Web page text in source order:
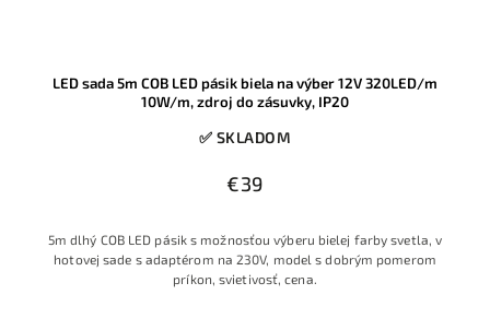
LED sada 5m COB LED pásik biela na výber 12V 320LED/m
10W/m, zdroj do zásuvky, IP20
✅ SKLADOM
€39
5m dlhý COB LED pásik s možnosťou výberu bielej farby svetla, v
hotovej sade s adaptérom na 230V, model s dobrým pomerom
príkon, svietivosť, cena.